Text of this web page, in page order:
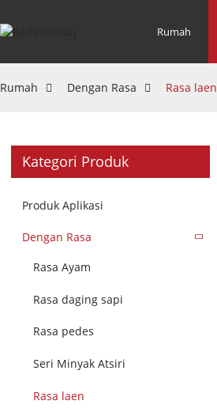
Rumah
Rumah Dengan Rasa Rasa laen
Kategori Produk
Produk Aplikasi
Dengan Rasa
Rasa Ayam
Rasa daging sapi
Rasa pedes
Seri Minyak Atsiri
Rasa laen